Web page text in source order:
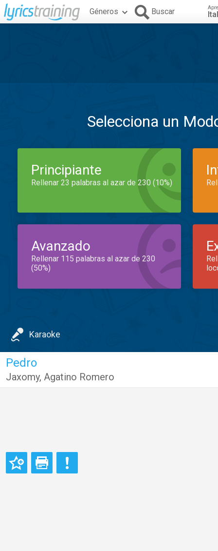
Géneros Buscar
Selecciona un
Principiante
Rellenar 23 palabras al azar de 230 (10%)
Avanzado
Rellenar 115 palabras al azar de 230
(50%)
Karaoke
Pedro
Jaxomy, Agatino Romero